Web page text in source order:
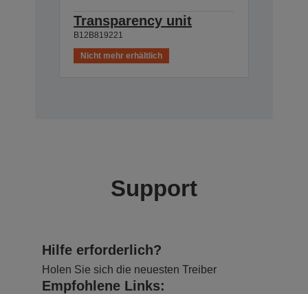
Transparency unit
B12B819221
Nicht mehr erhältlich
Support
Hilfe erforderlich?
Holen Sie sich die neuesten Treiber
Empfohlene Links: